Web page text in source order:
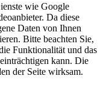
wie Google
Da diese
Daten von Ihnen
Bitte beachten Sie,
Funktionalität und das
kann. Die
der Seite wirksam.